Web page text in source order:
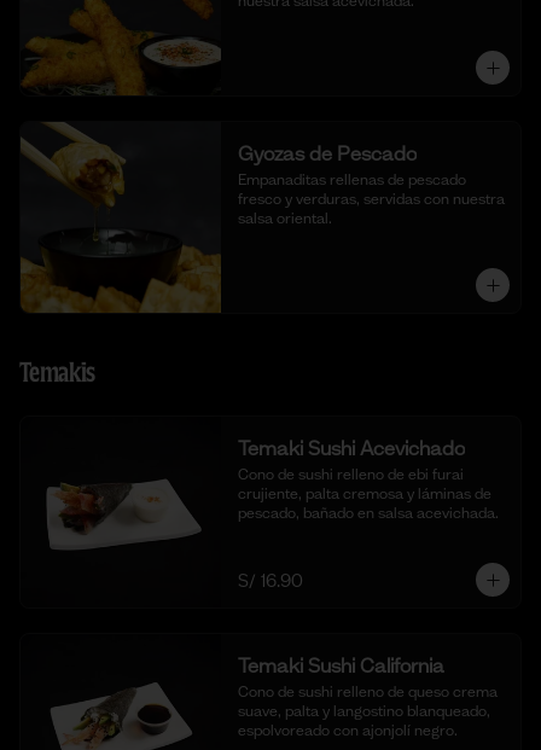
Gyozas de Pescado
Empanaditas rellenas de pescado
fresco y verduras, servidas con nuestra
salsa oriental.
Temakis
Temaki Sushi Acevichado
Cono de sushi relleno de ebi furai
crujiente, palta cremosa y láminas de
pescado, bañado en salsa acevichada.
S/ 16.90
Temaki Sushi California
Cono de sushi relleno de queso crema
suave, palta y langostino blanqueado,
espolvoreado con ajonjolí negro.